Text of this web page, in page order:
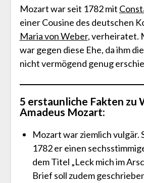
Mozart war seit 1782 mit
einer Cousine des deutschen
Maria von Weber, verheiratet.
war gegen diese Ehe, da ihm
nicht vermögend genug
5 erstaunliche Fakten zu
Amadeus Mozart:
Mozart war ziemlich vulgär.
1782 er einen
dem Titel „Leck mich im
Brief soll zudem